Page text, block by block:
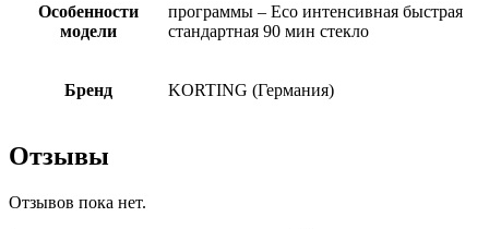
Особенности
модели
программы – Eco интенсивная быстрая
стандартная 90 мин стекло
Бренд KORTING (Германия)
Отзывы
Отзывов пока нет.